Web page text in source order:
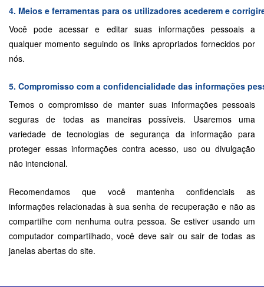
4. Meios e ferramentas para os utilizadores acederem e
Você pode acessar e editar suas informações pessoais a
qualquer momento seguindo os links apropriados fornecidos por
nós.
5. Compromisso com a confidencialidade das informações
Temos o compromisso de manter suas informações pessoais
seguras de todas as maneiras possíveis. Usaremos uma
variedade de tecnologias de segurança da informação para
proteger essas informações contra acesso, uso ou divulgação
não intencional.
Recomendamos que você mantenha confidenciais as
informações relacionadas à sua senha de recuperação e não as
compartilhe com nenhuma outra pessoa. Se estiver usando um
computador compartilhado, você deve sair ou sair de todas as
janelas abertas do site.